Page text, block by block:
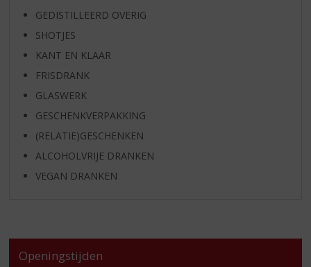
GEDISTILLEERD OVERIG
SHOTJES
KANT EN KLAAR
FRISDRANK
GLASWERK
GESCHENKVERPAKKING
(RELATIE)GESCHENKEN
ALCOHOLVRIJE DRANKEN
VEGAN DRANKEN
Openingstijden